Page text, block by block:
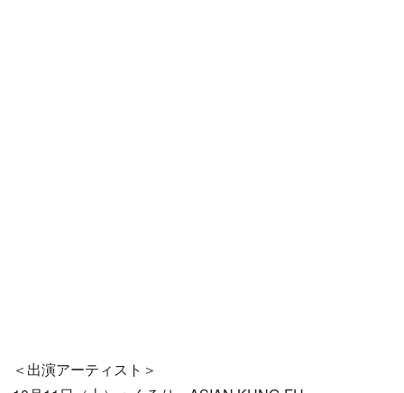
＜出演アーティスト＞